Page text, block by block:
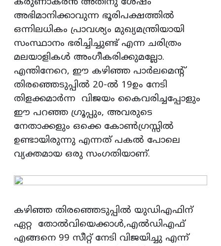
കരുണാകരന്‍ അതിനു ശേഷം
അഭിമാനിക്കാവുന്ന ഭൂരിപക്ഷത്തില്‍
ഒന്നിലധികം പ്രാവശ്യം മുഖ്യമന്ത്രിയായി
സംസ്ഥാനം ഭരിച്ചിച്ചുണ്ട് എന്ന ചരിത്രം
മലയാളികള്‍ അംഗീകരിക്കുമല്ലോ.
എന്തിനേറെ, ഈ കഴിഞ്ഞ പാര്‍ലമെന്‍റ്
തിരഞ്ഞെടുപ്പില്‍ 20-ല്‍ 19ഉം നേടി
തിളക്കമാർന്ന വിജയം കൈവരിച്ചപ്പോളും
ഈ പറഞ്ഞ ഗ്രൂപ്പും, അവരുടെ
നേതാക്കളും ഒക്കെ കോണ്‍ഗ്രസ്സില്‍
ഉണ്ടായിരുന്നു എന്നത് പകല്‍ പോലെ
വ്യക്തമായ ഒരു സംഗതിയാണ്.
കഴിഞ്ഞ തിരഞ്ഞെടുപ്പില്‍ യുഡിഎഫിന്
ഏറ്റ തോല്‍വിയെക്കാള്‍,എല്‍ഡിഎഫ്
എങ്ങനെ 99 സീറ്റ് നേടി വിജയിച്ചു എന്ന്